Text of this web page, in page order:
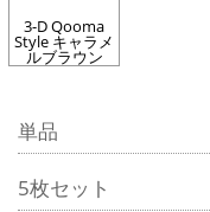
3-D Qooma
Style キャラメ
ルブラウン
単品
5枚セット